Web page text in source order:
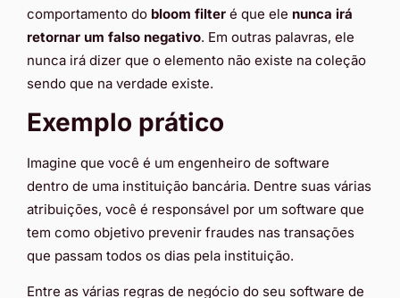
comportamento do bloom filter é que ele nunca irá
retornar um falso negativo. Em outras palavras, ele
nunca irá dizer que o elemento não existe na coleção
sendo que na verdade existe.
Exemplo prático
Imagine que você é um engenheiro de software
dentro de uma instituição bancária. Dentre suas várias
atribuições, você é responsável por um software que
tem como objetivo prevenir fraudes nas transações
que passam todos os dias pela instituição.
Entre as várias regras de negócio do seu software de